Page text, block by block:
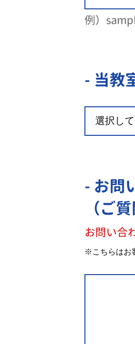
例）
- 当教
- お問
（ご
お問い合
※こちらはお